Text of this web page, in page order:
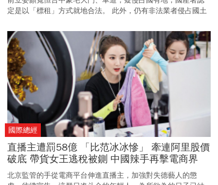
定是以「標租」方式就地合法。 此外，仍有非法業者侵占國土
國際總經
直播主遭罰58億 「比范冰冰慘」 牽連阿里股價
破底 帶貨女王逃稅被鍘 中國辣手再擊電商界
北京監管的手從電商平台伸進直播主，加強對失德藝人的懲